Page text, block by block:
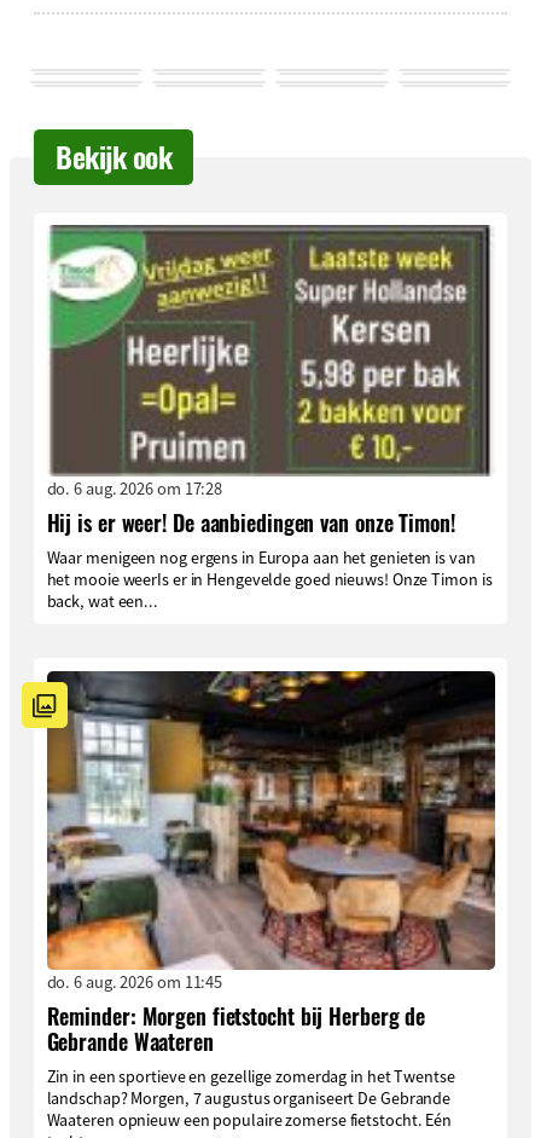
Bekijk ook
do. 6 aug. 2026 om 17:28
Hij is er weer! De aanbiedingen van onze Timon!
Waar menigeen nog ergens in Europa aan het genieten is van
het mooie weerIs er in Hengevelde goed nieuws! Onze Timon is
back, wat een...
do. 6 aug. 2026 om 11:45
Reminder: Morgen fietstocht bij Herberg de
Gebrande Waateren
Zin in een sportieve en gezellige zomerdag in het Twentse
landschap? Morgen, 7 augustus organiseert De Gebrande
Waateren opnieuw een populaire zomerse fietstocht. Eén